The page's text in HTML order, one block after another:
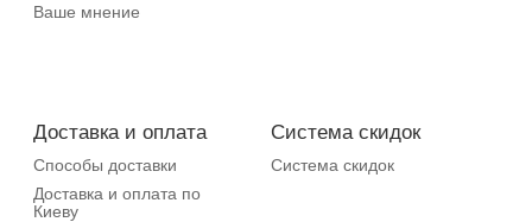
Ваше мнение
Доставка и оплата
Способы доставки
Доставка и оплата по
Киеву
Система скидок
Система скидок